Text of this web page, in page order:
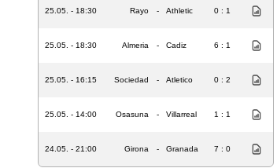
25.05. - 18:30 Rayo - Athletic 0 : 1
25.05. - 18:30 Almeria - Cadiz 6 : 1
25.05. - 16:15 Sociedad - Atletico 0 : 2
25.05. - 14:00 Osasuna - Villarreal 1 : 1
24.05. - 21:00 Girona - Granada 7 : 0